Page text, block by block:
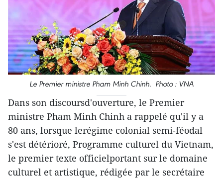
Le Premier ministre Pham Minh Chinh. Photo : VNA
Dans son discoursd'ouverture, le Premier
ministre Pham Minh Chinh a rappelé qu'il y a
80 ans, lorsque lerégime colonial semi-féodal
s'est détérioré, Programme culturel du Vietnam,
le premier texte officielportant sur le domaine
culturel et artistique, rédigée par le secrétaire